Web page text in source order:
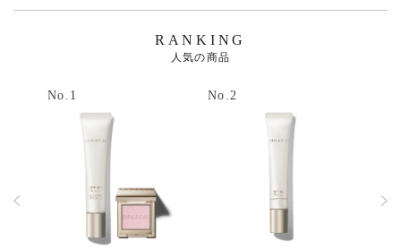
RANKING
人気の商品
No.1 No.2